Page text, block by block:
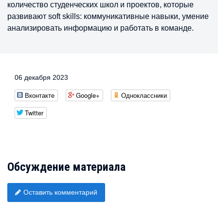
количество студенческих школ и проектов, которые
развивают soft skills: коммуникативные навыки, умение
анализировать информацию и работать в команде.
06 декабря 2023
Вконтакте Google+
Одноклассники
Twitter
Обсуждение материала
Оставить комментарий